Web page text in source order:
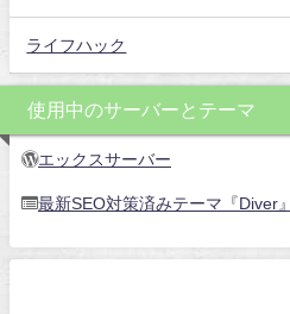
ライフハック
使用中のサーバーとテーマ
エックスサーバー
最新SEO対策済みテーマ『Diver』